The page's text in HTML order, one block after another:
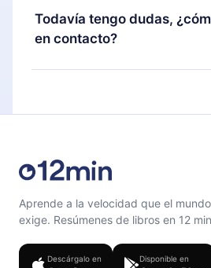
También puedes leer o
favoritos sin conexión y
puedes cancelar en cualquier
próximo ciclo de facturación no
Todavía tengo dudas,
en contacto?
Siéntete libre de contactarnos
Aprende a la velocidad que el mundo
exige. Resúmenes de libros en 12
Descárgalo en Disponible en